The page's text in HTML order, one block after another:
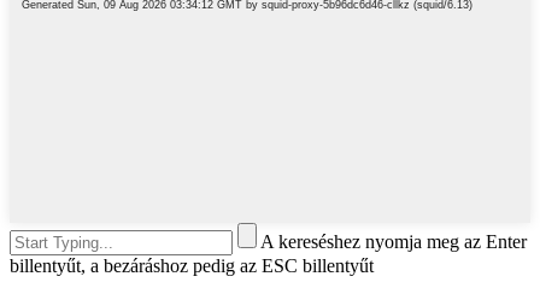
A kereséshez nyomja meg az Enter
billentyűt, a bezáráshoz pedig az ESC billentyűt